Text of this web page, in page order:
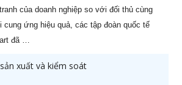
của doanh nghiệp so với đối thủ cùng
cung ứng hiệu quả, các tập đoàn quốc tế
đã …
xuất và kiểm soát